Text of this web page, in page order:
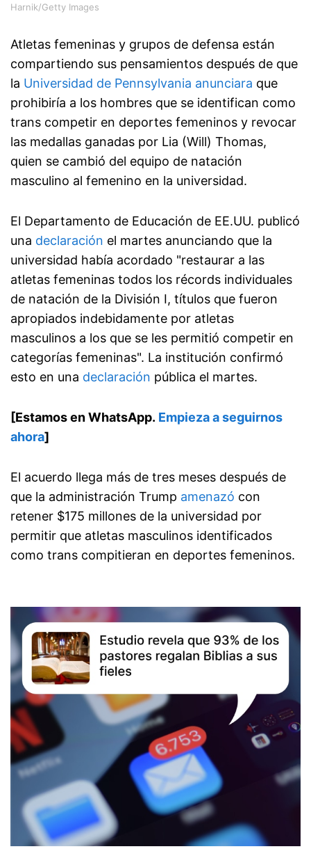
Harnik/Getty Images
Atletas femeninas y grupos de defensa están
compartiendo sus pensamientos después de que
la Universidad de Pennsylvania anunciara que
prohibiría a los hombres que se identifican como
trans competir en deportes femeninos y revocar
las medallas ganadas por Lia (Will) Thomas,
quien se cambió del equipo de natación
masculino al femenino en la universidad.
El Departamento de Educación de EE.UU. publicó
una declaración el martes anunciando que la
universidad había acordado "restaurar a las
atletas femeninas todos los récords individuales
de natación de la División I, títulos que fueron
apropiados indebidamente por atletas
masculinos a los que se les permitió competir en
categorías femeninas". La institución confirmó
esto en una declaración pública el martes.
[Estamos en WhatsApp. Empieza a seguirnos
ahora]
El acuerdo llega más de tres meses después de
que la administración Trump amenazó con
retener $175 millones de la universidad por
permitir que atletas masculinos identificados
como trans compitieran en deportes femeninos.